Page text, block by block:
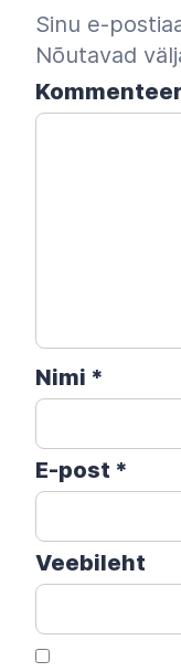
Sinu e-
Nõutavad
Nimi *
E-post *
Veebileht